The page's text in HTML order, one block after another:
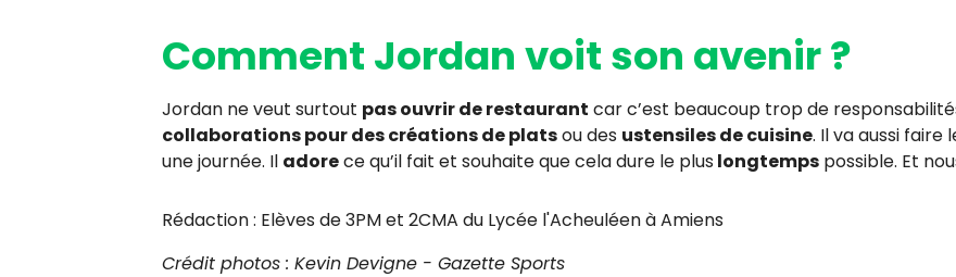
Comment Jordan voit son avenir ?
Jordan ne veut surtout pas ouvrir de restaurant car c’est beaucoup trop de
collaborations pour des créations de platsou des ustensiles de cuisine. Il va aussi faire
une journée. Il adorece qu’il fait et souhaite que cela dure le plus longtemps possible. Et
Rédaction : Elèves de 3PM et 2CMA du Lycée l'Acheuléen à Amiens
Crédit photos : Kevin Devigne - Gazette Sports